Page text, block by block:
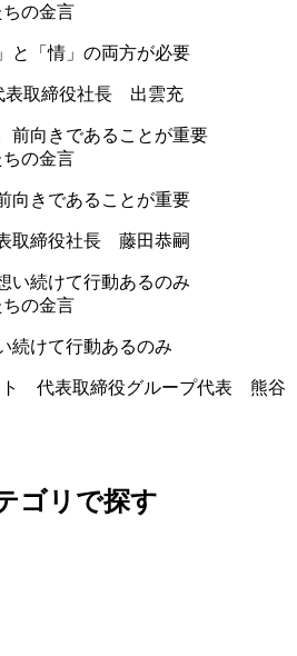
の金言
と「情」の両方が必要
取締役社長 出雲充
の金言
向きであることが重要
取締役社長 藤田恭嗣
の金言
続けて行動あるのみ
ト 代表取締役グループ代表 熊谷
ゴリで探す